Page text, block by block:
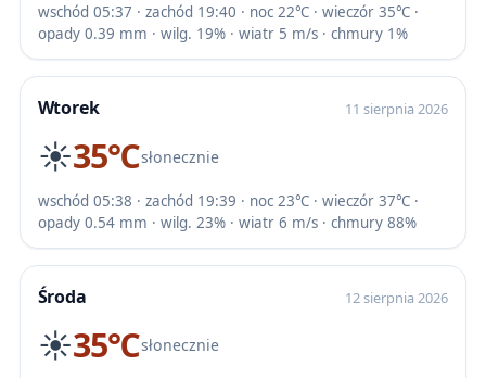
wschód 05:37 · zachód 19:40 · noc 22℃ · wieczór 35℃ ·
opady 0.39 mm · wilg. 19% · wiatr 5 m/s · chmury 1%
Wtorek 11 sierpnia 2026
☀️35℃słonecznie
wschód 05:38 · zachód 19:39 · noc 23℃ · wieczór 37℃ ·
opady 0.54 mm · wilg. 23% · wiatr 6 m/s · chmury 88%
Środa 12 sierpnia 2026
☀️35℃słonecznie